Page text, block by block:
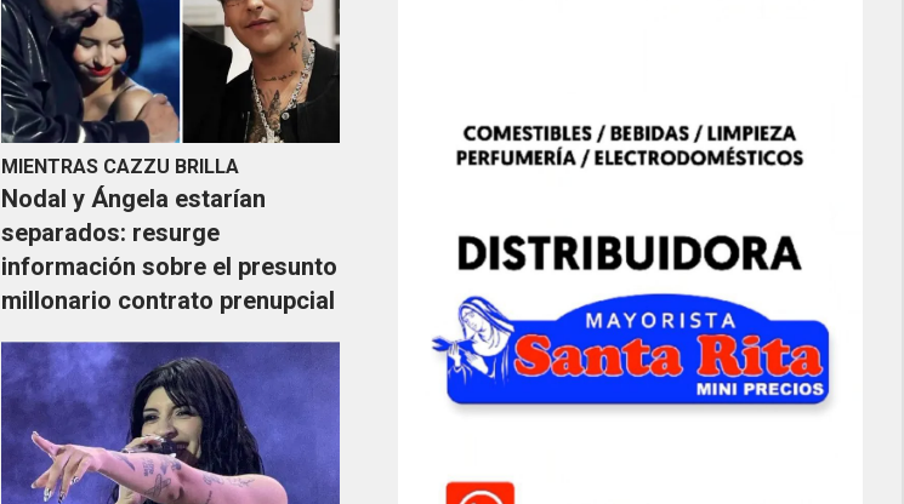
MIENTRAS CAZZU BRILLA
Nodal y Ángela estarían
separados: resurge
información sobre el presunto
millonario contrato prenupcial